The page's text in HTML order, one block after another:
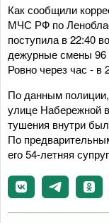
Как сообщили
МЧС РФ по
поступила в 22:40
дежурные смены 96
Ровно через час - в
По данным
улице Набережной
тушения внутри
По
его 54-летняя